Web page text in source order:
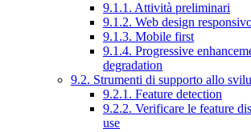
9.1.1. Attività preliminari
9.1.2. Web design
9.1.3. Mobile first
9.1.4. Progressive
degradation
9.2. Strumenti di supporto allo
9.2.1. Feature detection
9.2.2. Verificare le feature
use